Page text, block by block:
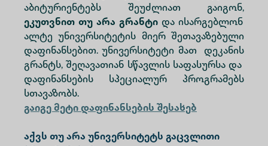
აბიტურიენტებს შეუძლიათ გაიგონ,
ეკუთვნით თუ არა გრანტი და ისარგებლონ
ალტე უნივერსიტეტის მიერ შეთავაზებული
დაფინანსებით. უნივერსიტეტი მათ დეკანის
გრანტს, შეღავათიან სწავლის საფასურსა და
დაფინანსების სპეციალურ პროგრამებს
სთავაზობს.
გაიგე მეტი დაფინანსების შესახებ
აქვს თუ არა უნივერსიტეტს გაცვლითი